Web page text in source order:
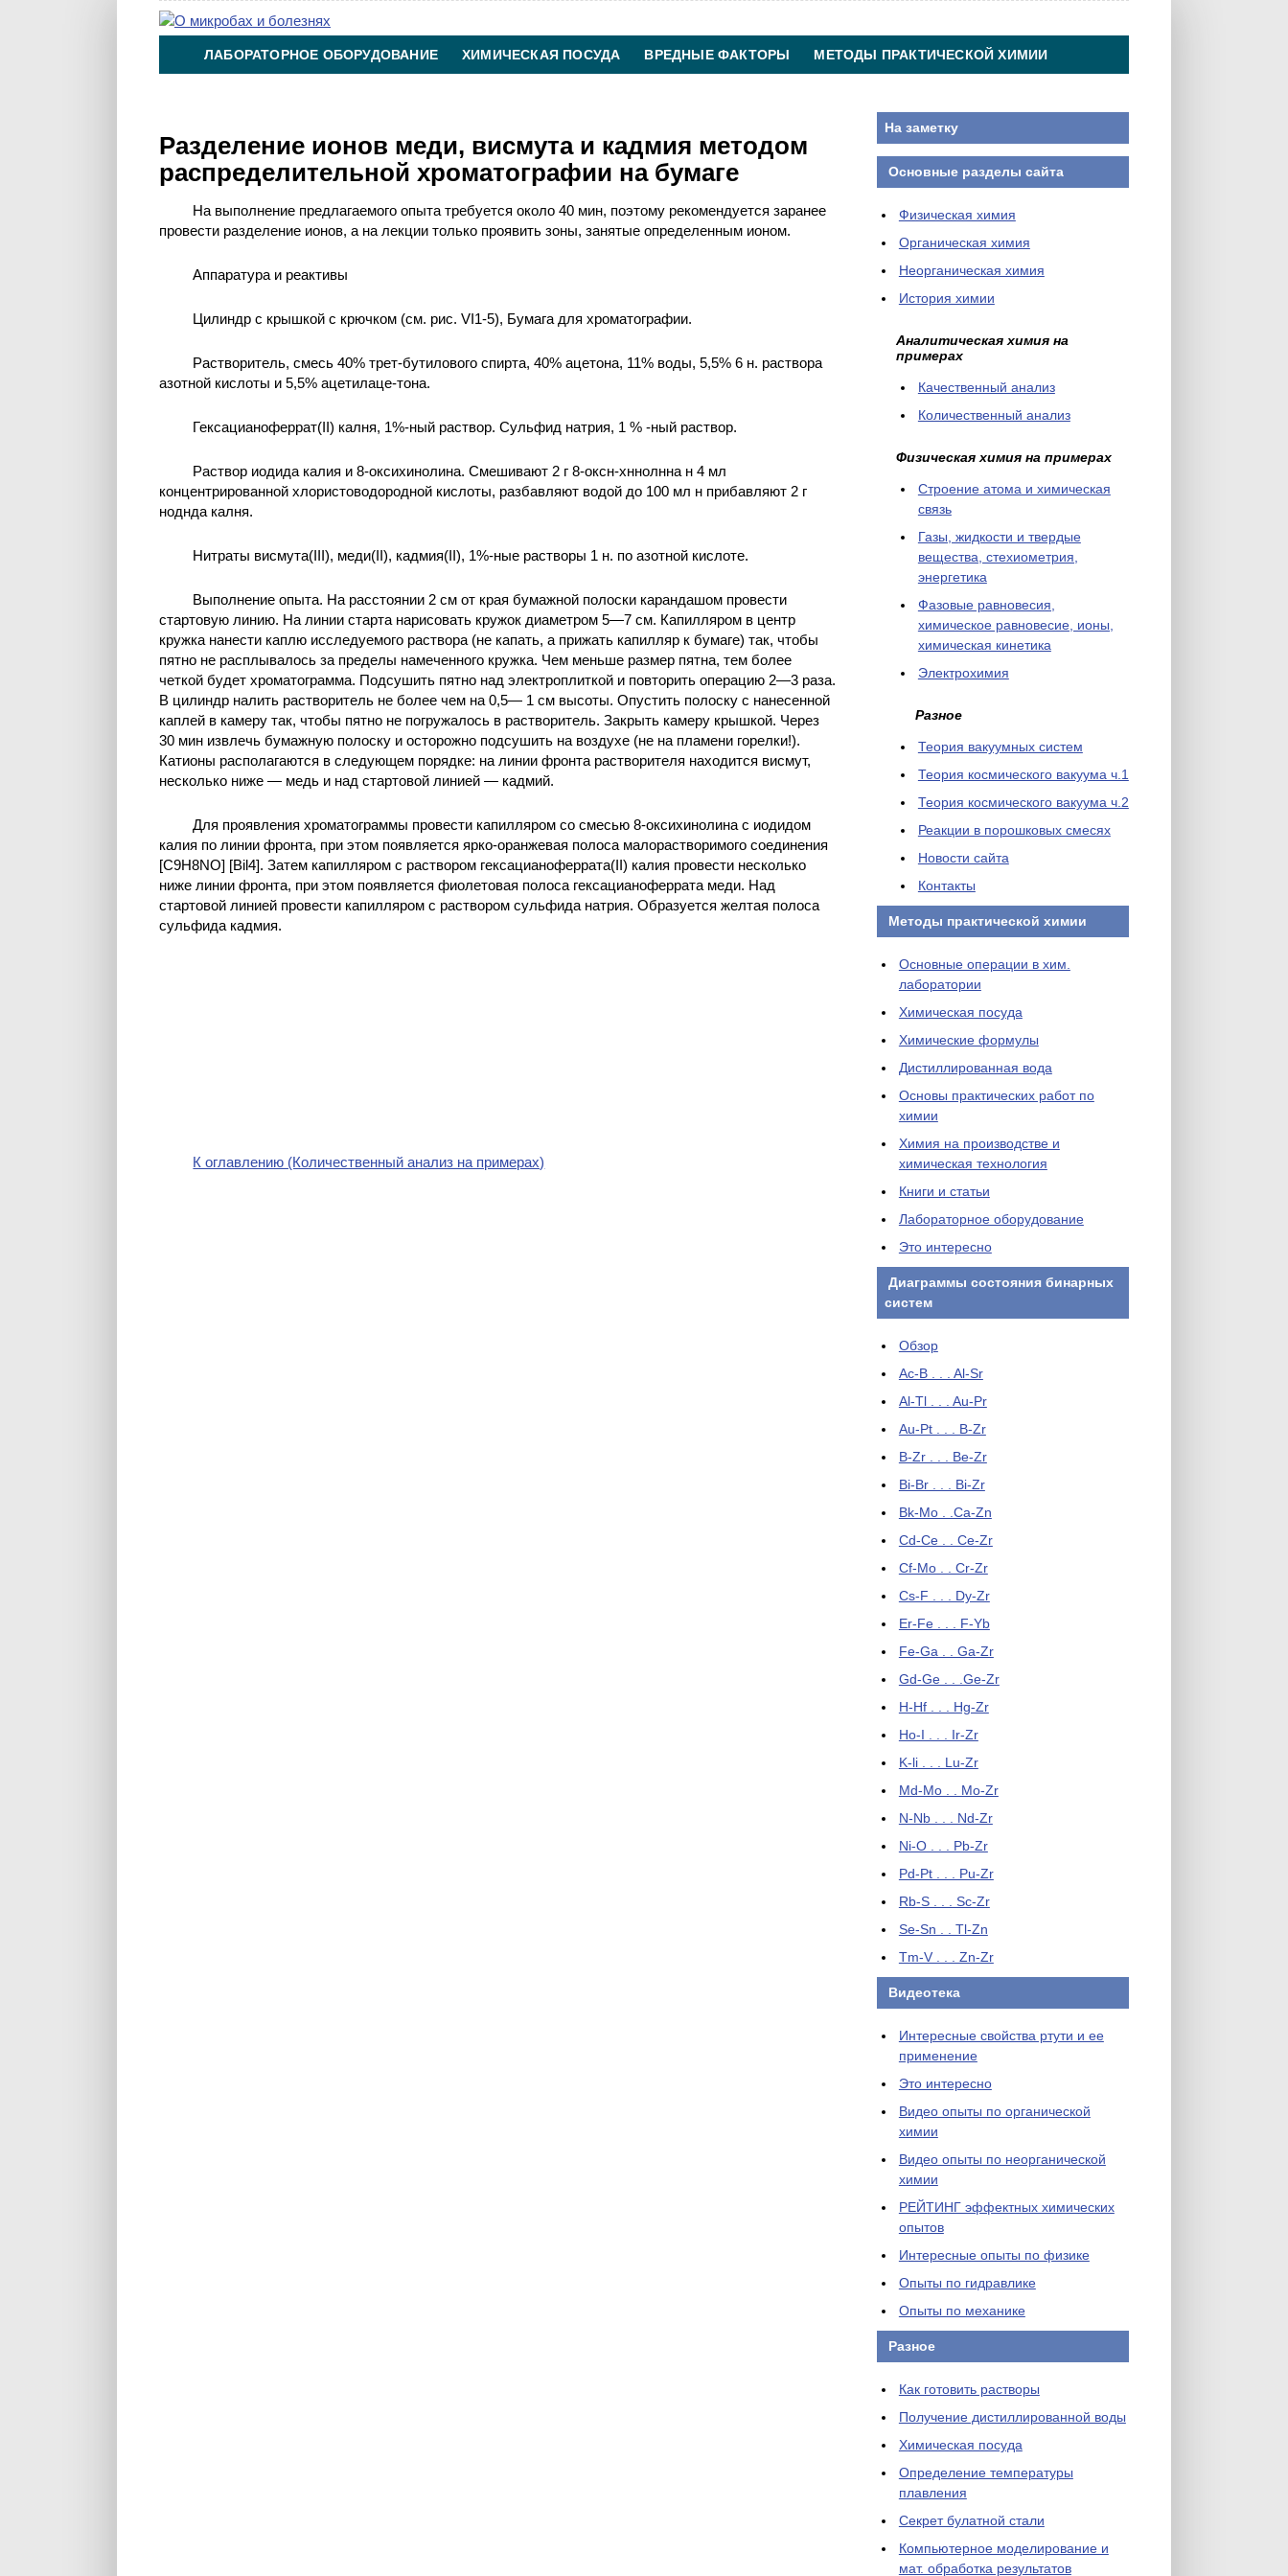
ЛАБОРАТОРНОЕ ОБОРУДОВАНИЕ ХИМИЧЕСКАЯ ПОСУДА ВРЕДНЫЕ ФАКТОРЫ МЕТОДЫ ПРАКТИЧЕСКОЙ ХИМИИ
Разделение ионов меди, висмута и кадмия методом
распределительной хроматографии на бумаге
На выполнение предлагаемого опыта требуется около 40 мин, поэтому рекомендуется заранее
провести разделение ионов, а на лекции только проявить зоны, занятые определенным ионом.
Аппаратура и реактивы
Цилиндр с крышкой с крючком (см. рис. VI1-5), Бумага для хроматографии.
Растворитель, смесь 40% трет-бутилового спирта, 40% ацетона, 11% воды, 5,5% 6 н. раствора
азотной кислоты и 5,5% ацетилаце-тона.
Гексацианоферрат(II) калня, 1%-ный раствор. Сульфид натрия, 1 % -ный раствор.
Раствор иодида калия и 8-оксихинолина. Смешивают 2 г 8-оксн-хннолнна н 4 мл
концентрированной хлористоводородной кислоты, разбавляют водой до 100 мл н прибавляют 2 г
ноднда калня.
Нитраты висмута(III), меди(II), кадмия(II), 1%-ные растворы 1 н. по азотной кислоте.
Выполнение опыта. На расстоянии 2 см от края бумажной полоски карандашом провести
стартовую линию. На линии старта нарисовать кружок диаметром 5—7 см. Капилляром в центр
кружка нанести каплю исследуемого раствора (не капать, а прижать капилляр к бумаге) так, чтобы
пятно не расплывалось за пределы намеченного кружка. Чем меньше размер пятна, тем более
четкой будет хроматограмма. Подсушить пятно над электроплиткой и повторить операцию 2—3 раза.
В цилиндр налить растворитель не более чем на 0,5— 1 см высоты. Опустить полоску с нанесенной
каплей в камеру так, чтобы пятно не погружалось в растворитель. Закрыть камеру крышкой. Через
30 мин извлечь бумажную полоску и осторожно подсушить на воздухе (не на пламени горелки!).
Катионы располагаются в следующем порядке: на линии фронта растворителя находится висмут,
несколько ниже — медь и над стартовой линией — кадмий.
Для проявления хроматограммы провести капилляром со смесью 8-оксихинолина с иодидом
калия по линии фронта, при этом появляется ярко-оранжевая полоса малорастворимого соединения
[C9H8NO] [Bil4]. Затем капилляром с раствором гексацианоферрата(II) калия провести несколько
ниже линии фронта, при этом появляется фиолетовая полоса гексацианоферрата меди. Над
стартовой линией провести капилляром с раствором сульфида натрия. Образуется желтая полоса
сульфида кадмия.
К оглавлению (Количественный анализ на примерах)
На заметку
Основные разделы сайта
Физическая химия
Органическая химия
Неорганическая химия
История химии
Аналитическая химия на
примерах
Качественный анализ
Количественный анализ
Физическая химия на примерах
Cтроение атома и химическая
связь
Газы, жидкости и твердые
вещества, стехиометрия,
энергетика
Фазовые равновесия,
химическое равновесие, ионы,
химическая кинетика
Электрохимия
Разное
Теория вакуумных систем
Теория космического вакуума ч.1
Теория космического вакуума ч.2
Реакции в порошковых смесях
Новости сайта
Контакты
Методы практической химии
Основные операции в хим.
лаборатории
Химическая посуда
Химические формулы
Дистиллированная вода
Основы практических работ по
химии
Химия на производстве и
химическая технология
Книги и статьи
Лабораторное оборудование
Это интересно
Диаграммы состояния бинарных
систем
Обзор
Ac-B . . . Al-Sr
Al-Tl . . . Au-Pr
Au-Pt . . . B-Zr
B-Zr . . . Be-Zr
Bi-Br . . . Bi-Zr
Bk-Mo . .Ca-Zn
Cd-Ce . . Ce-Zr
Cf-Mo . . Cr-Zr
Cs-F . . . Dy-Zr
Er-Fe . . . F-Yb
Fe-Ga . . Ga-Zr
Gd-Ge . . .Ge-Zr
H-Hf . . . Hg-Zr
Ho-I . . . Ir-Zr
K-li . . . Lu-Zr
Md-Mo . . Mo-Zr
N-Nb . . . Nd-Zr
Ni-O . . . Pb-Zr
Pd-Pt . . . Pu-Zr
Rb-S . . . Sc-Zr
Se-Sn . . Tl-Zn
Tm-V . . . Zn-Zr
Видеотека
Интересные свойства ртути и ее
применение
Это интересно
Видео опыты по органической
химии
Видео опыты по неорганической
химии
РЕЙТИНГ эффектных химических
опытов
Интересные опыты по физике
Опыты по гидравлике
Опыты по механике
Разное
Как готовить растворы
Получение дистиллированной воды
Химическая посуда
Определение температуры
плавления
Секрет булатной стали
Компьютерное моделирование и
мат. обработка результатов